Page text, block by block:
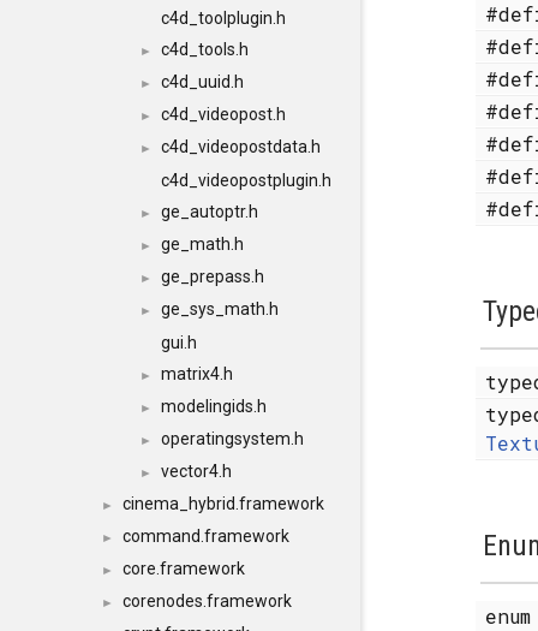
c4d_toolplugin.h
► c4d_tools.h
► c4d_uuid.h
► c4d_videopost.h
►
c4d_videopostdata.h
c4d_videopostplugin.h
► ge_autoptr.h
► ge_math.h
► ge_prepass.h
►
ge_sys_math.h
gui.h
► matrix4.h
► modelingids.h
► operatingsystem.h
► vector4.h
► cinema_hybrid.framework
► command.framework
► core.framework
► corenodes.framework